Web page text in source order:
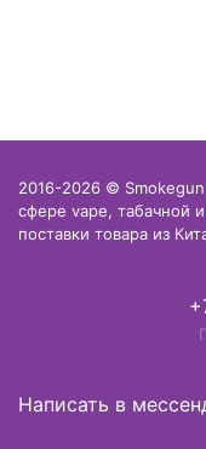
2016-2026 ©
сфере vape, табачной
поставки товара из
Написать в